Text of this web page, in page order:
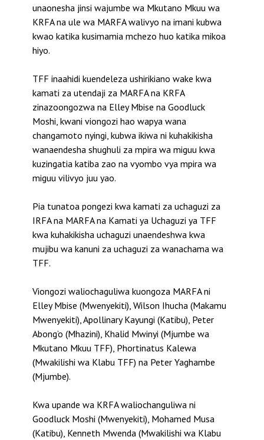
unaonesha jinsi wajumbe wa Mkutano Mkuu wa
KRFA na ule wa MARFA walivyo na imani kubwa
kwao katika kusimamia mchezo huo katika mikoa
hiyo.
TFF inaahidi kuendeleza ushirikiano wake kwa
kamati za utendaji za MARFA na KRFA
zinazoongozwa na Elley Mbise na Goodluck
Moshi, kwani viongozi hao wapya wana
changamoto nyingi, kubwa ikiwa ni kuhakikisha
wanaendesha shughuli za mpira wa miguu kwa
kuzingatia katiba zao na vyombo vya mpira wa
miguu vilivyo juu yao.
Pia tunatoa pongezi kwa kamati za uchaguzi za
IRFA na MARFA na Kamati ya Uchaguzi ya TFF
kwa kuhakikisha uchaguzi unaendeshwa kwa
mujibu wa kanuni za uchaguzi za wanachama wa
TFF.
Viongozi waliochaguliwa kuongoza MARFA ni
Elley Mbise (Mwenyekiti), Wilson Ihucha (Makamu
Mwenyekiti), Apollinary Kayungi (Katibu), Peter
Abong’o (Mhazini), Khalid Mwinyi (Mjumbe wa
Mkutano Mkuu TFF), Phortinatus Kalewa
(Mwakilishi wa Klabu TFF) na Peter Yaghambe
(Mjumbe).
Kwa upande wa KRFA waliochanguliwa ni
Goodluck Moshi (Mwenyekiti), Mohamed Musa
(Katibu), Kenneth Mwenda (Mwakilishi wa Klabu